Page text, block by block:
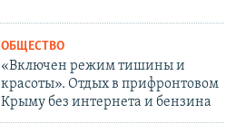
ОБЩЕСТВО
«Включен режим тишины и
красоты». Отдых в прифронтовом
Крыму без интернета и бензина